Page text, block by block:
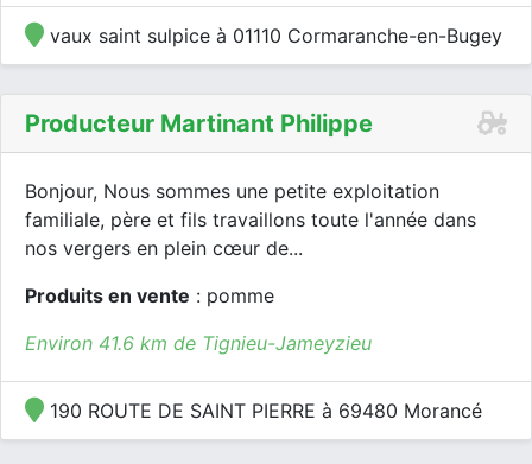
vaux saint sulpice à 01110 Cormaranche-en-Bugey
Producteur Martinant Philippe
Bonjour, Nous sommes une petite exploitation
familiale, père et fils travaillons toute l'année dans
nos vergers en plein cœur de...
Produits en vente : pomme
Environ 41.6 km de Tignieu-Jameyzieu
190 ROUTE DE SAINT PIERRE à 69480 Morancé